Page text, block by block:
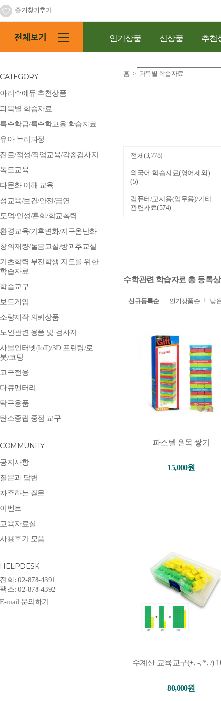
즐겨찾기추가
인기상품 신상품 추천
CATEGORY
아리수에듀 추천상품
과목별 학습자료
특수학급/특수학교용 학습자료
유아 누리과정
진로/적성/직업교육/각종검사지
독도교육
다문화 이해 교육
성교육/보건/안전/금연
도덕/인성/훈화/학교폭력
환경교육/기후변화/지구온난화
창의재량/돌봄교실/방과후교실
기초학력 부진학생 지도를 위한
학습자료
학습교구
보드게임
소량제작 의뢰상품
노인관련 용품 및 검사지
사물인터넷(IoT)/3D 프린팅/로
봇/코딩
교구전용
다큐멘터리
탁구용품
탄소중립 중점 교구
COMMUNITY
공지사항
질문과 답변
자주하는 질문
이벤트
교육자료실
사용후기 모음
HELPDESK
전화: 02-878-4391
팩스: 02-878-4392
E-mail 문의하기
홈 >
전체 (3,778)
외국어 학습자료(영어제외)
(5)
컴퓨터/교사용(업무용)/기타
관련자료(574)
수학관련 학습자료 총 등록상
신규등록순 인기상품순 낮
파스텔 원목 쌓기
15,000원
수계산 교육교구(+, -, *, /)
80,000원